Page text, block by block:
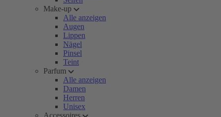
Make-up
Alle anzeigen
Augen
Lippen
Nägel
Pinsel
Teint
Parfum
Alle anzeigen
Damen
Herren
Unisex
Accessoires